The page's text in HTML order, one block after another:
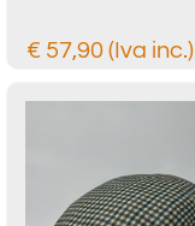
€ 57,90 (Iva inc.)